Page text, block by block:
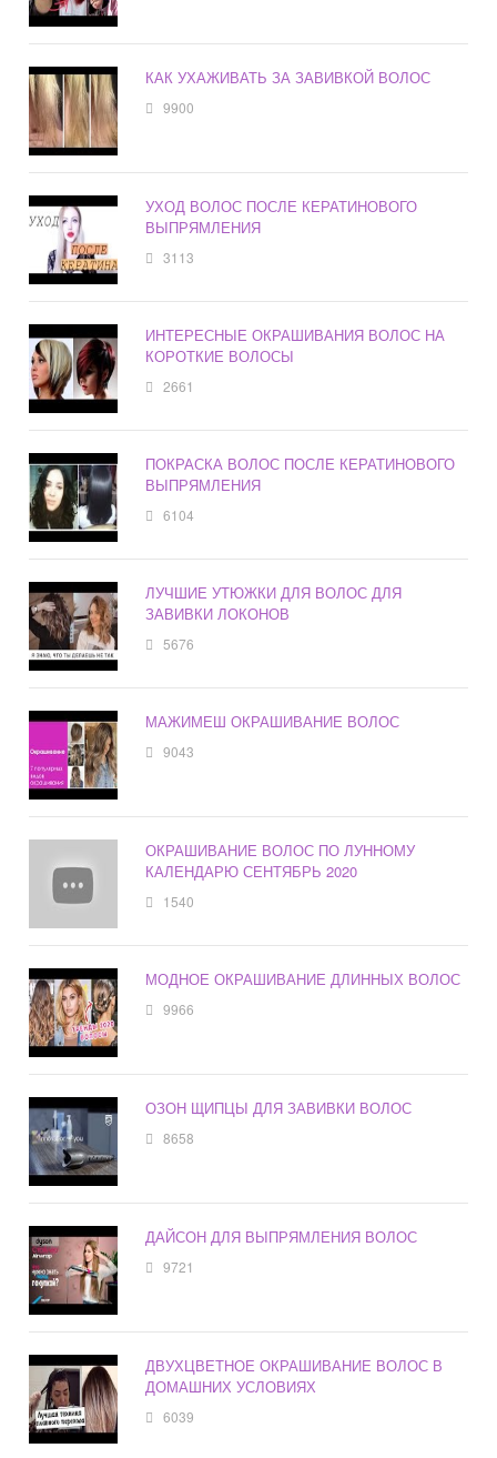
КАК УХАЖИВАТЬ ЗА ЗАВИВКОЙ ВОЛОС
9900
УХОД ВОЛОС ПОСЛЕ КЕРАТИНОВОГО
ВЫПРЯМЛЕНИЯ
3113
ИНТЕРЕСНЫЕ ОКРАШИВАНИЯ ВОЛОС НА
КОРОТКИЕ ВОЛОСЫ
2661
ПОКРАСКА ВОЛОС ПОСЛЕ КЕРАТИНОВОГО
ВЫПРЯМЛЕНИЯ
6104
ЛУЧШИЕ УТЮЖКИ ДЛЯ ВОЛОС ДЛЯ
ЗАВИВКИ ЛОКОНОВ
5676
МАЖИМЕШ ОКРАШИВАНИЕ ВОЛОС
9043
ОКРАШИВАНИЕ ВОЛОС ПО ЛУННОМУ
КАЛЕНДАРЮ СЕНТЯБРЬ 2020
1540
МОДНОЕ ОКРАШИВАНИЕ ДЛИННЫХ ВОЛОС
9966
ОЗОН ЩИПЦЫ ДЛЯ ЗАВИВКИ ВОЛОС
8658
ДАЙСОН ДЛЯ ВЫПРЯМЛЕНИЯ ВОЛОС
9721
ДВУХЦВЕТНОЕ ОКРАШИВАНИЕ ВОЛОС В
ДОМАШНИХ УСЛОВИЯХ
6039